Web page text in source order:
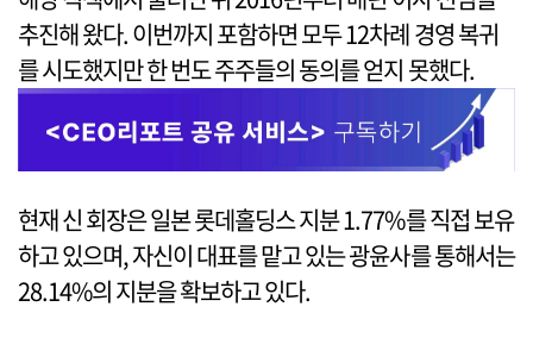
추진해 왔다. 이번까지 포함하면 모두 12차례 경영 복귀
를 시도했지만 한 번도 주주들의 동의를 얻지 못했다.
현재 신 회장은 일본 롯데홀딩스 지분 1.77%를 직접 보유
하고 있으며, 자신이 대표를 맡고 있는 광윤사를 통해서는
28.14%의 지분을 확보하고 있다.